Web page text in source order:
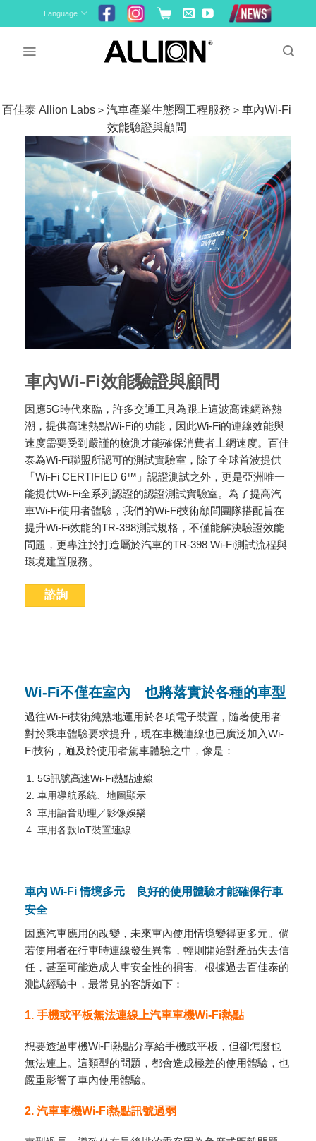
to
Language
百佳泰 Allion Labs >汽車產業生態圈工程服務 >車內Wi-Fi
效能驗證與顧問
車內Wi-Fi效能驗證與顧問
因應5G時代來臨，許多交通工具為跟上這波高速網路熱
潮，提供高速熱點Wi-Fi的功能，因此Wi-Fi的連線效能與
速度需要受到嚴謹的檢測才能確保消費者上網速度。百佳
泰為Wi-Fi聯盟所認可的測試實驗室，除了全球首波提供
「Wi-Fi CERTIFIED 6™」認證測試之外，更是亞洲唯一
能提供Wi-Fi全系列認證的認證測試實驗室。為了提高汽
車Wi-Fi使用者體驗，我們的Wi-Fi技術顧問團隊搭配旨在
提升Wi-Fi效能的TR-398測試規格，不僅能解決驗證效能
問題，更專注於打造屬於汽車的TR-398 Wi-Fi測試流程與
環境建置服務。
諮詢
Wi-Fi不僅在室內 也將落實於各種的車型
過往Wi-Fi技術純熟地運用於各項電子裝置，隨著使用者
對於乘車體驗要求提升，現在車機連線也已廣泛加入Wi-
Fi技術，遍及於使用者駕車體驗之中，像是：
5G訊號高速Wi-Fi熱點連線
車用導航系統、地圖顯示
車用語音助理／影像娛樂
車用各款IoT裝置連線
車內 Wi-Fi 情境多元 良好的使用體驗才能確保行車
安全
因應汽車應用的改變，未來車內使用情境變得更多元。倘
若使用者在行車時連線發生異常，輕則開始對產品失去信
任，甚至可能造成人車安全性的損害。根據過去百佳泰的
測試經驗中，最常見的客訴如下：
1. 手機或平板無法連線上汽車車機Wi-Fi熱點
想要透過車機Wi-Fi熱點分享給手機或平板，但卻怎麼也
無法連上。這類型的問題，都會造成極差的使用體驗，也
嚴重影響了車內使用體驗。
2. 汽車車機Wi-Fi熱點訊號過弱